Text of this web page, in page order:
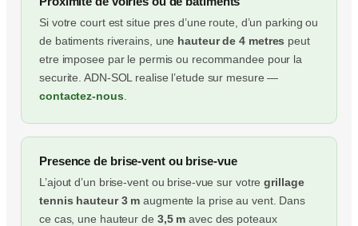
Si votre court est situe pres d’une route, d’un parking ou
de batiments riverains, une hauteur de 4 metres peut
etre imposee par le permis ou recommandee pour la
securite. ADN-SOL realise l’etude sur mesure —
contactez-nous
Presence de brise-vent ou brise-vue
L’ajout d’un brise-vent ou brise-vue sur votregrillage
tennis hauteur 3 m augmente la prise au vent. Dans
ce cas, une hauteur de 3,5 m avec des poteaux